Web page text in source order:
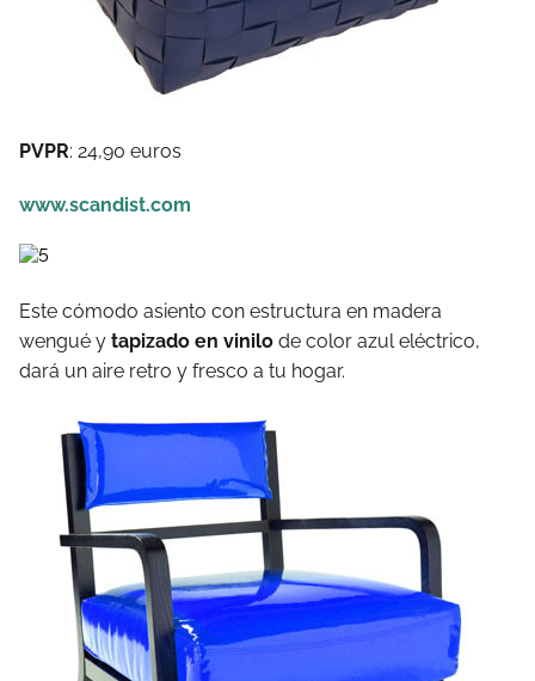
PVPR: 24,90 euros
www.scandist.com
Este cómodo asiento con estructura en madera
wengué y tapizado en vinilo de color azul eléctrico,
dará un aire retro y fresco a tu hogar.